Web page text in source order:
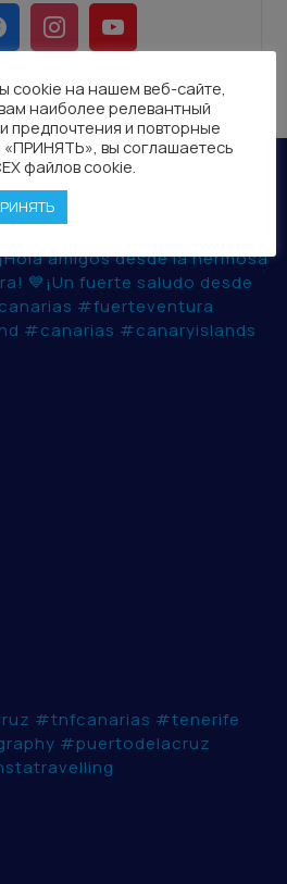
CANARIAS
cookie на нашем веб-сайте,
наиболее релевантный
предпочтения и повторные
вы соглашаетесь
файлов cookie.